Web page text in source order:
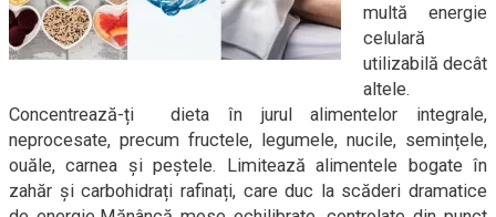
multă energie
celulară
utilizabilă decât
altele.
Concentrează-ți dieta în jurul alimentelor integrale,
neprocesate, precum fructele, legumele, nucile, semințele,
ouăle, carnea și peștele. Limitează alimentele bogate în
zahăr și carbohidrați rafinați, care duc la scăderi dramatice